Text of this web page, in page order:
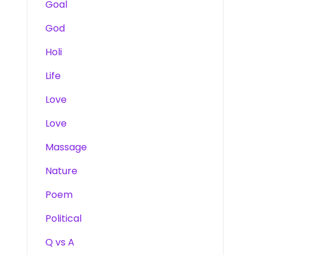
Goal
God
Holi
Life
Love
Love
Massage
Nature
Poem
Political
Q vs A